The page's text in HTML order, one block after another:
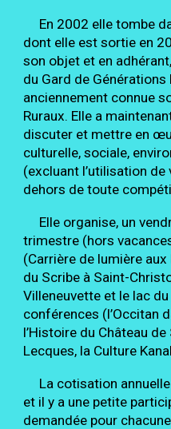
En 2002 elle tombe
dont elle est sortie en
son objet et en
du Gard de
anciennement connue
Ruraux. Elle a
discuter et mettre en
culturelle, sociale,
(excluant l’utilisation
dehors de toute
Elle organise, un
trimestre (hors
(Carrière de lumière
du Scribe à Saint-
Villeneuvette et le lac du
conférences (l’Occitan
l’Histoire du Château de
Lecques, la Culture
La cotisation
et il y a une petite
demandée pour